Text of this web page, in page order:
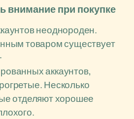
внимание при покупке
неоднороден.
товаром существует
аккаунтов,
Несколько
отделяют хорошее